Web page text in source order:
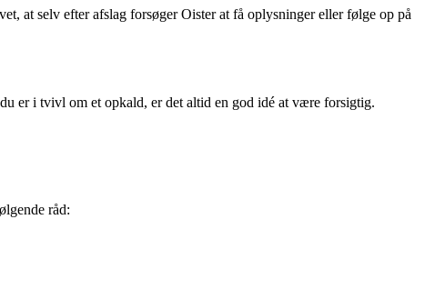
at selv efter afslag forsøger Oister at få oplysninger eller følge op på
er i tvivl om et opkald, er det altid en god idé at være forsigtig.
råd: